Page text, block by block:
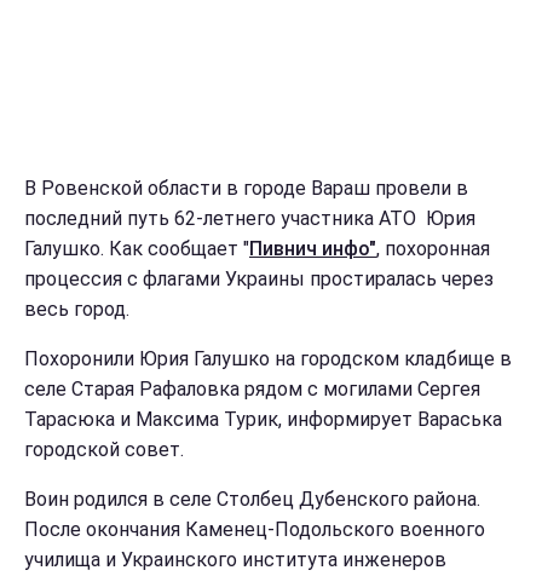
В Ровенской области в городе Вараш провели в
последний путь 62-летнего участника АТО Юрия
Галушко. Как сообщает "Пивнич инфо", похоронная
процессия с флагами Украины простиралась через
весь город.
Похоронили Юрия Галушко на городском кладбище в
селе Старая Рафаловка рядом с могилами Сергея
Тарасюка и Максима Турик, информирует Вараська
городской совет.
Воин родился в селе Столбец Дубенского района.
После окончания Каменец-Подольского военного
училища и Украинского института инженеров